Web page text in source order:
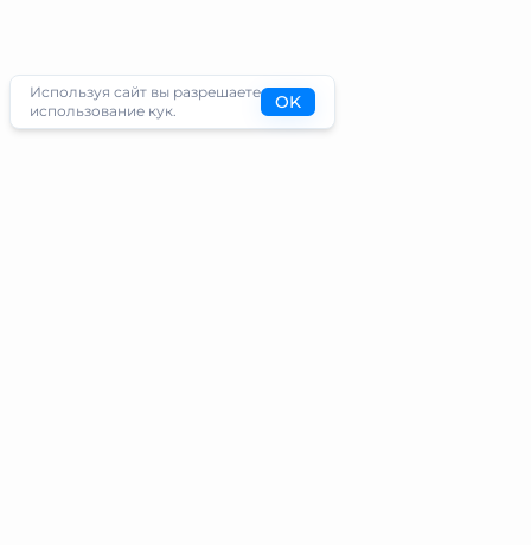
Используя сайт вы разрешаете
использование кук.
OK